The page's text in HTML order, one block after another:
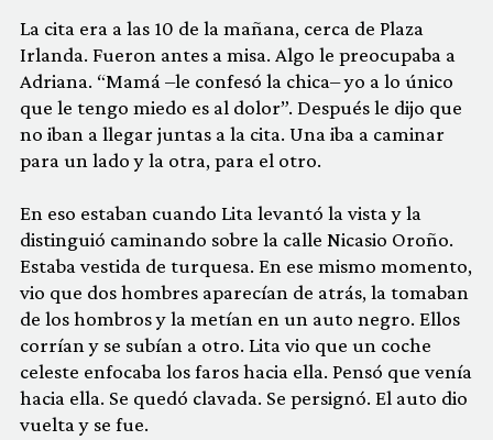
La cita era a las 10 de la mañana, cerca de Plaza
Irlanda. Fueron antes a misa. Algo le preocupaba a
Adriana. “Mamá –le confesó la chica– yo a lo único
que le tengo miedo es al dolor”. Después le dijo que
no iban a llegar juntas a la cita. Una iba a caminar
para un lado y la otra, para el otro.
En eso estaban cuando Lita levantó la vista y la
distinguió caminando sobre la calle Nicasio Oroño.
Estaba vestida de turquesa. En ese mismo momento,
vio que dos hombres aparecían de atrás, la tomaban
de los hombros y la metían en un auto negro. Ellos
corrían y se subían a otro. Lita vio que un coche
celeste enfocaba los faros hacia ella. Pensó que venía
hacia ella. Se quedó clavada. Se persignó. El auto dio
vuelta y se fue.